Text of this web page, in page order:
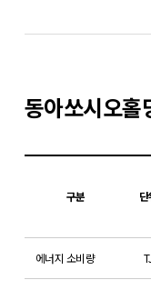
동아쏘시오홀
구분
에너지 소비량